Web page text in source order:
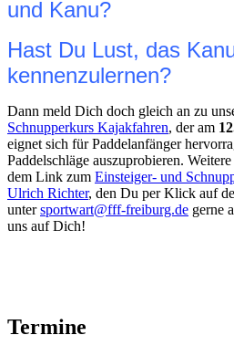
und Kanu?
Hast Du Lust, das
kennenzulernen?
Dann meld Dich doch gleich an zu
Schnupperkurs Kajakfahren, der am
eignet sich für Paddelanfänger
Paddelschläge auszuprobieren.
dem Link zum Einsteiger- und
Ulrich Richter, den Du per Klick auf
untersportwart@fff-freiburg.de gerne
uns auf Dich!
Termine